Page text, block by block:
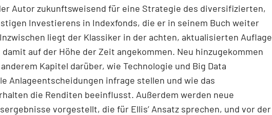
Autor zukunftsweisend für eine Strategie des diversifizierten,
Investierens in Indexfonds, die er in seinem Buch weiter
liegt der Klassiker in der achten, aktualisierten Auflage
auf der Höhe der Zeit angekommen. Neu hinzugekommen
Kapitel darüber, wie Technologie und Big Data
Anlageentscheidungen infrage stellen und wie das
die Renditen beeinflusst. Außerdem werden neue
vorgestellt, die für Ellis’ Ansatz sprechen, und vor der